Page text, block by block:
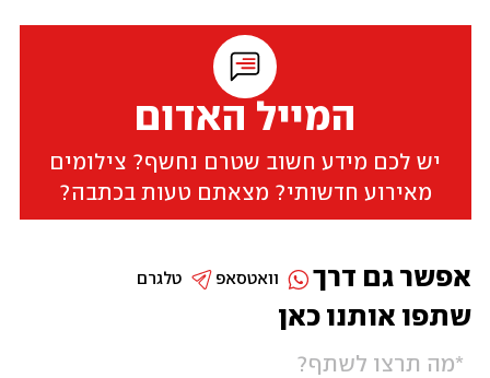
המייל האדום
יש לכם מידע חשוב שטרם נחשף? צילומים
מאירוע חדשותי? מצאתם טעות בכתבה?
שתפו אותנו כאן
אפשר גם דרך טלגרם וואטסאפ